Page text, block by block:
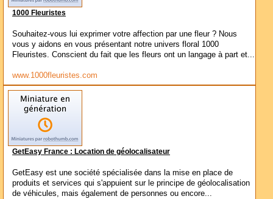
1000 Fleuristes
Souhaitez-vous lui exprimer votre affection par une fleur ? Nous
vous y aidons en vous présentant notre univers floral 1000
Fleuristes. Conscient du fait que les fleurs ont un langage à part et...
www.1000fleuristes.com
GetEasy France : Location de géolocalisateur
GetEasy est une société spécialisée dans la mise en place de
produits et services qui s'appuient sur le principe de géolocalisation
de véhicules, mais également de personnes ou encore...